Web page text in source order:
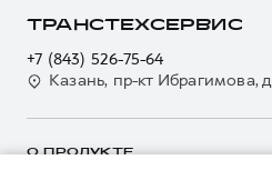
Кредит
Для малого бизнеса
Электронный ПТС
GWM Безопасность
О дилере
Наша команда
Контакты
ТРАНСТЕХСЕРВИС
+7 (843) 526-75-64
Казань, пр-кт Ибрагимова,
О ПРОДУКТЕ